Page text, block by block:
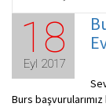
18
Eyl 2017
Burs